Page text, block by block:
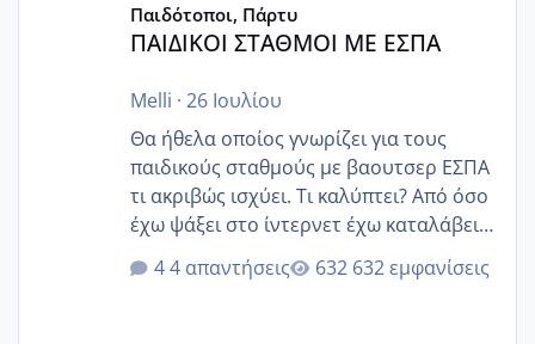
Παιδότοποι, Πάρτυ
ΠΑΙΔΙΚΟΙ ΣΤΑΘΜΟΙ ΜΕ ΕΣΠΑ
Melli · 26 Ιουλίου
Θα ήθελα οποίος γνωρίζει για τους
παιδικούς σταθμούς με βαουτσερ ΕΣΠΑ
τι ακριβώς ισχύει. Τι καλύπτει? Από όσο
έχω ψάξει στο ίντερνετ έχω καταλάβει
ότι το βαουτσερ καλύπτει όλα τα
δίδακτρα και τα τροφεια του ιδιωτικού
4 απαντήσεις 632 εμφανίσεις